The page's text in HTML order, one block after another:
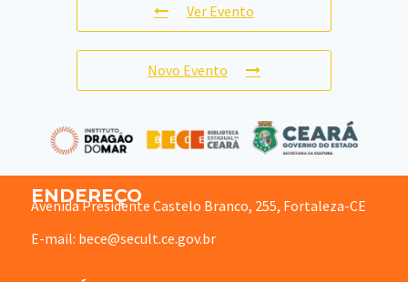
Ver Evento
Novo Evento
ENDEREÇO
Avenida Presidente Castelo Branco, 255, Fortaleza-CE
E-mail: bece@secult.ce.gov.br